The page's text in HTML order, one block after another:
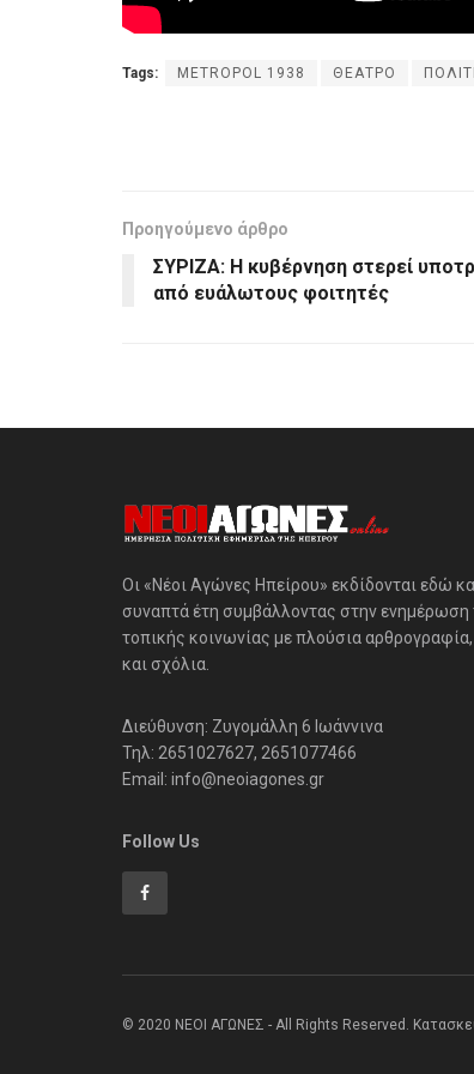
Tags: METROPOL 1938 ΘΕΑΤΡΟ
Προηγούμενο άρθρο
ΣΥΡΙΖΑ: Η κυβέρνηση στερεί
από ευάλωτους φοιτητές
Οι «Νέοι Αγώνες Ηπείρου» εκδίδονται εδώ
συναπτά έτη συμβάλλοντας στην ενημέρωση
τοπικής κοινωνίας με πλούσια
και σχόλια.
Διεύθυνση: Ζυγομάλλη 6 Ιωάννινα
Τηλ: 2651027627, 2651077466
Email: info@neoiagones.gr
Follow Us
© 2020 ΝΕΟΙ ΑΓΩΝΕΣ - All Rights Reserved.